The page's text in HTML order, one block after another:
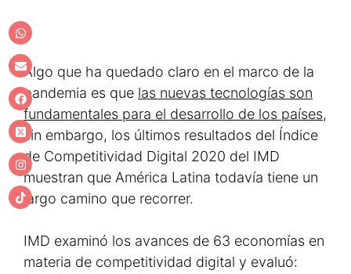
Algo que ha quedado claro en el marco de la
pandemia es que las nuevas tecnologías son
fundamentales para el desarrollo de los países,
sin embargo, los últimos resultados del Índice
de Competitividad Digital 2020 del IMD
muestran que América Latina todavía tiene un
largo camino que recorrer.
IMD examinó los avances de 63 economías en
materia de competitividad digital y evaluó: